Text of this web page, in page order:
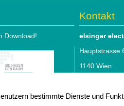
bestimmte Dienste und
Download!
Kontakt
elsinger
Hauptstrasse
1140 Wien
e-mail: